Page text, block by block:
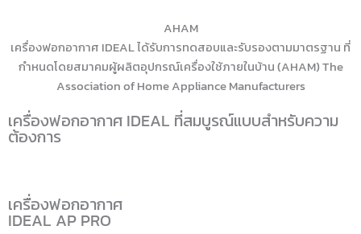
AHAM
เครื่องฟอกอากาศ IDEAL ได้รับการทดสอบและรับรองตามมาตรฐาน ที่
กำหนดโดยสมาคมผู้ผลิตอุปกรณ์เครื่องใช้ภายในบ้าน (AHAM) The
Association of Home Appliance Manufacturers
เครื่องฟอกอากาศ IDEAL ที่สมบูรณ์แบบสำหรับความ
ต้องการ
เครื่องฟอกอากาศ
IDEAL AP PRO